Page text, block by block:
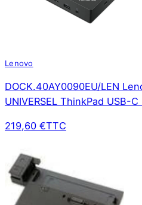
Lenovo
DOCK.40AY0090EU/LEN
UNIVERSEL ThinkPad USB-C
219,60 €TTC